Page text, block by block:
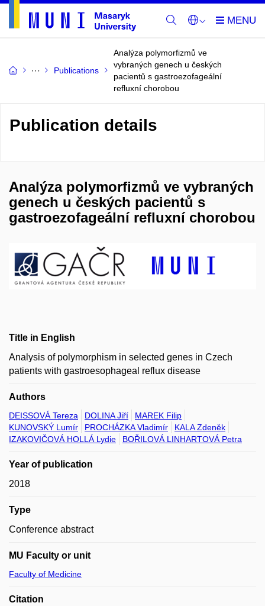
Publications
Analýza polymorfizmů ve
vybraných genech u českých
pacientů s gastroezofageální
refluxní chorobou
Publication details
Analýza polymorfizmů ve vybraných
genech u českých pacientů s
gastroezofageální refluxní chorobou
Title in English
Analysis of polymorphism in selected genes in Czech
patients with gastroesophageal reflux disease
Authors
DEISSOVÁ Tereza DOLINA Jiří
MAREK Filip
KUNOVSKÝ Lumír
PROCHÁZKA Vladimír
KALA Zdeněk
IZAKOVIČOVÁ HOLLÁ Lydie
BOŘILOVÁ LINHARTOVÁ Petra
Year of publication
2018
Type
Conference abstract
MU Faculty or unit
Faculty of Medicine
Citation